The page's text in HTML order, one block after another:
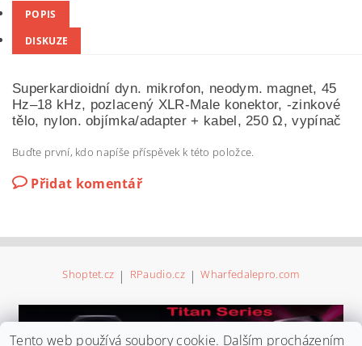
POPIS
DISKUZE
Superkardioidní dyn. mikrofon, neodym. magnet, 45
Hz–18 kHz, pozlacený XLR-Male konektor, -zinkové
tělo, nylon. objímka/adapter + kabel, 250 Ω, vypínač
Buďte první, kdo napíše příspěvek k této položce.
Přidat komentář
Shoptet.cz | RPaudio.cz | Wharfedalepro.com
Tento web používá soubory cookie. Dalším procházením